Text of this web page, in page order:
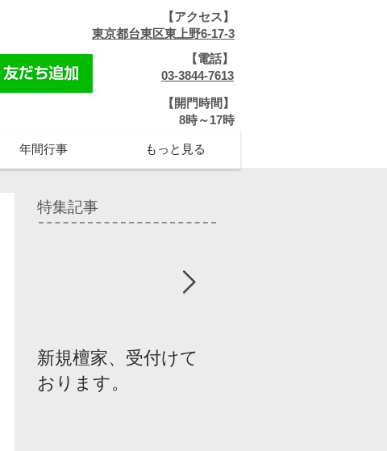
【アクセス】
東京都台東区東上野6-17-3
【電話】
03-3844-7613
【開門時間】
​8時～17時
年間行事 もっと見る
特集記事
新規檀家、受付けて
おります。